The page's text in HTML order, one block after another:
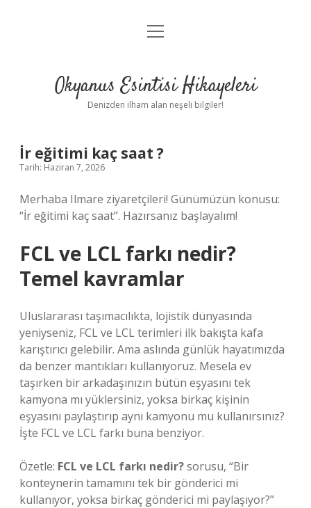
Anasayfa
Yasal Uyarı
menüyü
Okyanus Esintisi Hikayeleri
Denizden ilham alan neşeli bilgiler!
İr eğitimi kaç saat ?
Tarih: Haziran 7, 2026
Merhaba Ilmare ziyaretçileri! Günümüzün konusu:
“İr eğitimi kaç saat”. Hazırsanız başlayalım!
FCL ve LCL farkı nedir?
Temel kavramlar
Uluslararası taşımacılıkta, lojistik dünyasında
yeniyseniz, FCL ve LCL terimleri ilk bakışta kafa
karıştırıcı gelebilir. Ama aslında günlük hayatımızda
da benzer mantıkları kullanıyoruz. Mesela ev
taşırken bir arkadaşınızın bütün eşyasını tek
kamyona mı yüklersiniz, yoksa birkaç kişinin
eşyasını paylaştırıp aynı kamyonu mu kullanırsınız?
İşte FCL ve LCL farkı buna benziyor.
Özetle: FCL ve LCL farkı nedir?sorusu, “Bir
konteynerin tamamını tek bir gönderici mi
kullanıyor, yoksa birkaç gönderici mi paylaşıyor?”